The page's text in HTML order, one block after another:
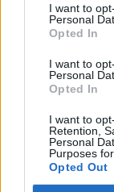
I want to
Personal
Opted In
I want to
Personal
Opted In
I want to
Retention,
Personal
Purposes
Opted Out
2026.
Putyin